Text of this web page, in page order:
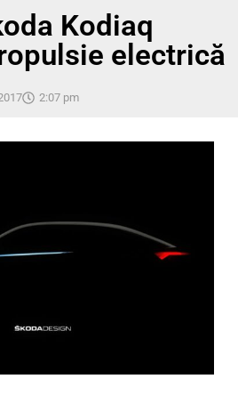
Kodiaq
electrică
2:07 pm